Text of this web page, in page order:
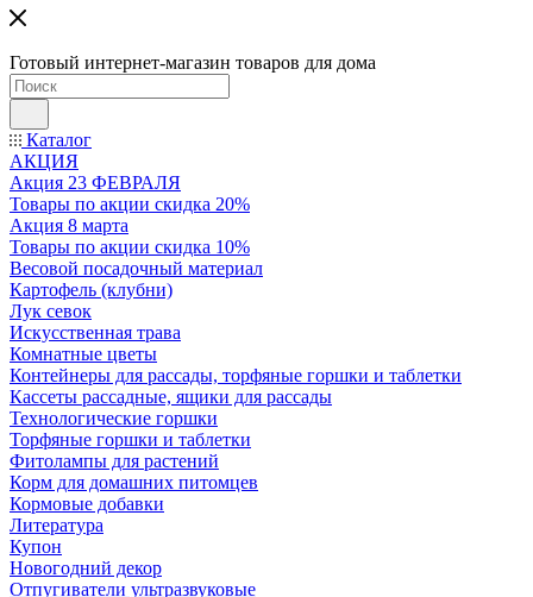
Готовый интернет-магазин товаров для дома
Каталог
АКЦИЯ
Акция 23 ФЕВРАЛЯ
Товары по акции скидка 20%
Акция 8 марта
Товары по акции скидка 10%
Весовой посадочный материал
Картофель (клубни)
Лук севок
Искусственная трава
Комнатные цветы
Контейнеры для рассады, торфяные горшки и таблетки
Кассеты рассадные, ящики для рассады
Технологические горшки
Торфяные горшки и таблетки
Фитолампы для растений
Корм для домашних питомцев
Кормовые добавки
Литература
Купон
Новогодний декор
Отпугиватели ультразвуковые